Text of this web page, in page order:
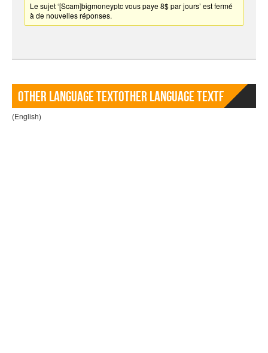
Le sujet ‘[Scam]bigmoneyptc vous paye 8$ par jours’ est fermé
à de nouvelles réponses.
Other language TextOther language Textf
(English)